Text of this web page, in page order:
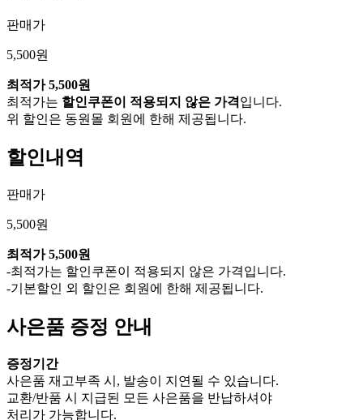
판매가
5,500원
최적가 5,500원
최적가는 할인쿠폰이 적용되지 않은 가격입니다.
위 할인은 동원몰 회원에 한해 제공됩니다.
할인내역
판매가
5,500원
최적가 5,500원
-최적가는 할인쿠폰이 적용되지 않은 가격입니다.
-기본할인 외 할인은 회원에 한해 제공됩니다.
사은품 증정 안내
증정기간
사은품 재고부족 시, 발송이 지연될 수 있습니다.
교환/반품 시 지급된 모든 사은품을 반납하셔야
처리가 가능합니다.